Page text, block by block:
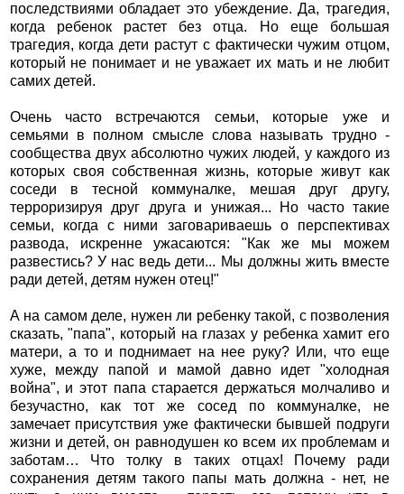
последствиями обладает это убеждение. Да, трагедия,
когда ребенок растет без отца. Но еще большая
трагедия, когда дети растут с фактически чужим отцом,
который не понимает и не уважает их мать и не любит
самих детей.
Очень часто встречаются семьи, которые уже и
семьями в полном смысле слова называть трудно -
сообщества двух абсолютно чужих людей, у каждого из
которых своя собственная жизнь, которые живут как
соседи в тесной коммуналке, мешая друг другу,
терроризируя друг друга и унижая... Но часто такие
семьи, когда с ними заговариваешь о перспективах
развода, искренне ужасаются: "Как же мы можем
развестись? У нас ведь дети... Мы должны жить вместе
ради детей, детям нужен отец!"
А на самом деле, нужен ли ребенку такой, с позволения
сказать, "папа", который на глазах у ребенка хамит его
матери, а то и поднимает на нее руку? Или, что еще
хуже, между папой и мамой давно идет "холодная
война", и этот папа старается держаться молчаливо и
безучастно, как тот же сосед по коммуналке, не
замечает присутствия уже фактически бывшей подруги
жизни и детей, он равнодушен ко всем их проблемам и
заботам… Что толку в таких отцах! Почему ради
сохранения детям такого папы мать должна - нет, не